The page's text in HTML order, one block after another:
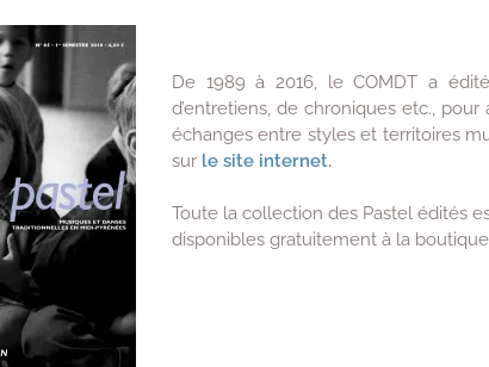
De 1989 à 2016, le COMDT a
d’entretiens, de chroniques etc.,
échanges entre styles et territoires
sur le site internet.
Toute la collection des Pastel édités
disponibles gratuitement à la